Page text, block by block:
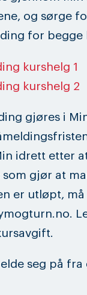
og sørge
for begge
kurshelg 1
kurshelg 2
gjøres i
idrett etter
gjør at
er utløpt, må
seg på